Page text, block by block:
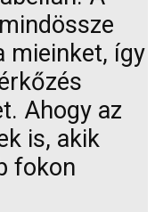
mieinket, így
Ahogy az
is, akik
fokon